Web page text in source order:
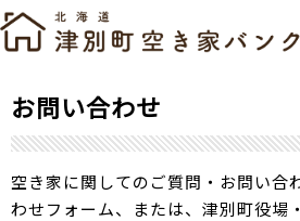
お問い合わせ
空き家に関してのご質問・お問い合
わせフォーム、または、津別町役場